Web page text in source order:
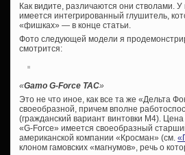
Как видите, различаются они стволами.
имеется интегрированный глушитель,
«фишках» — в конце статьи.
Фото следующей модели я
смотрится:
«Gamo G-Force TAC»
Это не что иное, как все та же «Дельта
своеобразной, причем вполне
(гражданский вариант винтовки М4).
«G-Force» имеется своеобразный
американской компании «Кросман» (см.
клоном гамовских «магнумов», речь о